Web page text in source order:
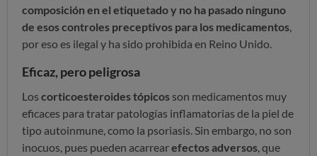
composición en el etiquetado y no ha pasado ninguno
de esos controles preceptivos para los medicamentos
por eso es ilegal y ha sido prohibida en Reino Unido.
Eficaz, pero peligrosa
Los corticoesteroides tópicos son medicamentos muy
eficaces para tratar patologías inflamatorias de la piel de
tipo autoinmune, como la psoriasis. Sin embargo, no son
inocuos, pues pueden acarrearefectos adversos , que